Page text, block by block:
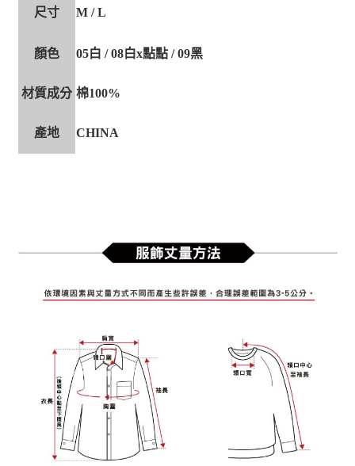
尺寸 M / L
顏色 05白 / 08白x點點 / 09黑
材質成分 棉100%
產地 CHINA